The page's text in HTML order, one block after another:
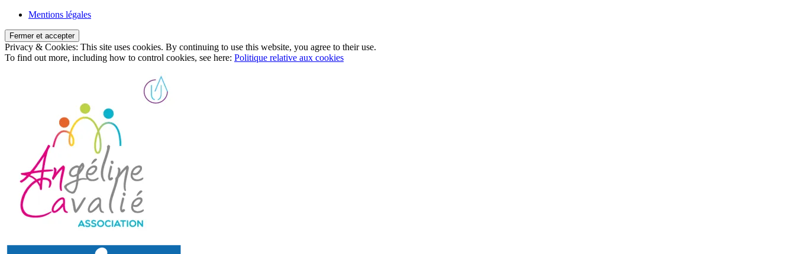
Mentions légales
Privacy & Cookies: This site uses cookies. By continuing to use this website, you agree to their use.
To find out more, including how to control cookies, see here: Politique relative aux cookies